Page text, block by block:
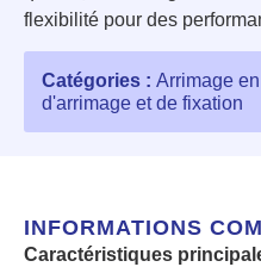
flexibilité pour des
Catégories : Arrimage
d'arrimage et de fixation
INFORMATIONS
Caractéristiques